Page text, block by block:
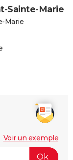
Sainte-Marie
Marie
Voir un exemple